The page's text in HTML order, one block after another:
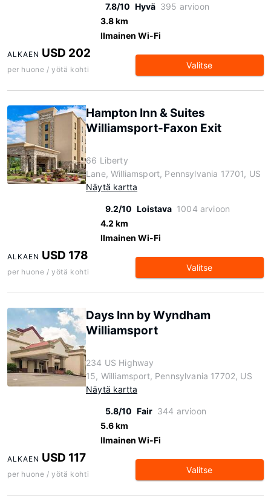
7.8/10 Hyvä 395 arvioon
3.8 km
Ilmainen Wi-Fi
ALKAEN USD 202
per huone / yötä kohti Valitse
Hampton Inn & Suites
Williamsport-Faxon Exit
66 Liberty
Lane, Williamsport, Pennsylvania 17701, US
Näytä kartta
9.2/10 Loistava 1004 arvioon
4.2 km
Ilmainen Wi-Fi
ALKAEN USD 178
per huone / yötä kohti Valitse
Days Inn by Wyndham
Williamsport
234 US Highway
15, Williamsport, Pennsylvania 17702, US
Näytä kartta
5.8/10 Fair 344 arvioon
5.6 km
Ilmainen Wi-Fi
ALKAEN USD 117
per huone / yötä kohti Valitse